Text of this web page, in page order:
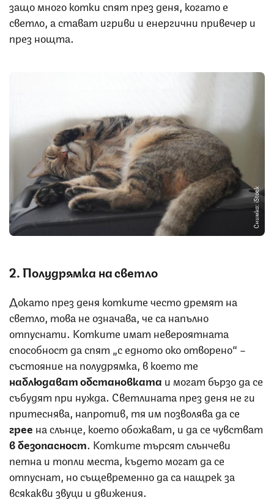
защо много котки спят през деня, когато е
светло, а стават игриви и енергични привечер и
през нощта.
Снимка: iStock
2. Полудрямка на светло
Докато през деня котките често дремят на
светло, това не означава, че са напълно
отпуснати. Котките имат невероятната
способност да спят „с едното око отворено“ –
състояние на полудрямка, в което те
наблюдават обстановката и могат бързо да се
събудят при нужда. Светлината през деня не ги
притеснява, напротив, тя им позволява да се
грее на слънце, което обожават, и да се чувстват
в безопасност. Котките търсят слънчеви
петна и топли места, където могат да се
отпуснат, но същевременно да са нащрек за
всякакви звуци и движения.